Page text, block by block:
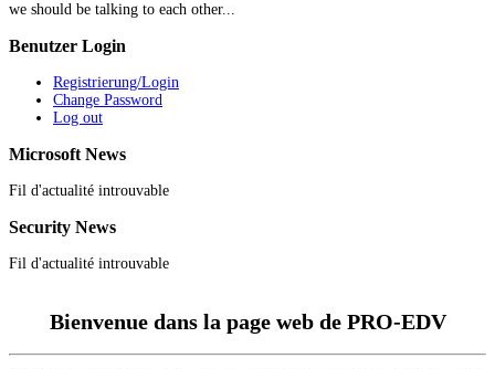
we should be talking to each other...
Benutzer Login
Registrierung/Login
Change Password
Log out
Microsoft News
Fil d'actualité introuvable
Security News
Fil d'actualité introuvable
Bienvenue dans la page web de PRO-EDV